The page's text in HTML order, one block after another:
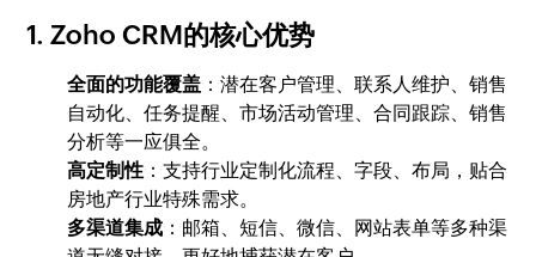
1. Zoho CRM的核心优势
全面的功能覆盖 ：潜在客户管理、联系人维护、销售
自动化、任务提醒、市场活动管理、合同跟踪、销售
分析等一应俱全。
高定制性 ：支持行业定制化流程、字段、布局，贴合
房地产行业特殊需求。
多渠道集成 ：邮箱、短信、微信、网站表单等多种渠